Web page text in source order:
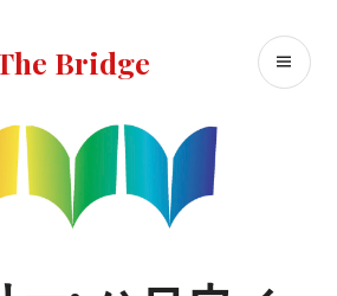
Bridge
メ